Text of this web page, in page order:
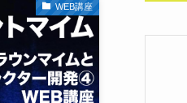
WEB講座